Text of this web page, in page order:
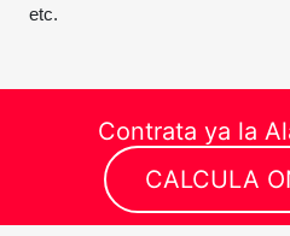
etc.
Contrata ya la
CALCULA